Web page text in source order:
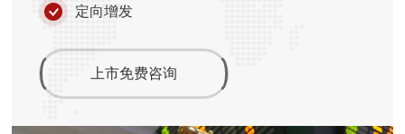
定向增发
上市免费咨询